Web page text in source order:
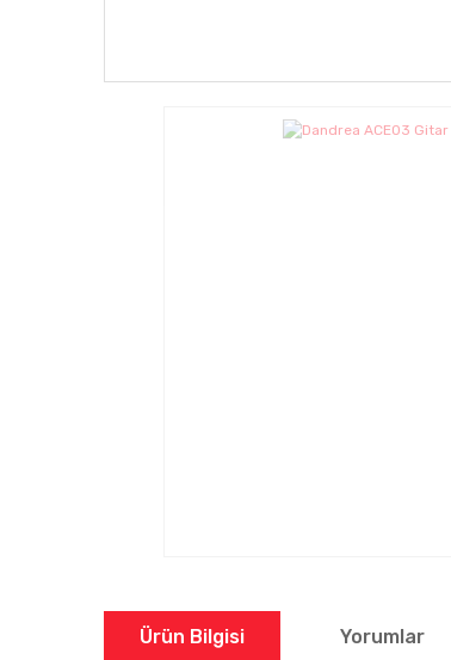
Ürün Bilgisi Yorumlar